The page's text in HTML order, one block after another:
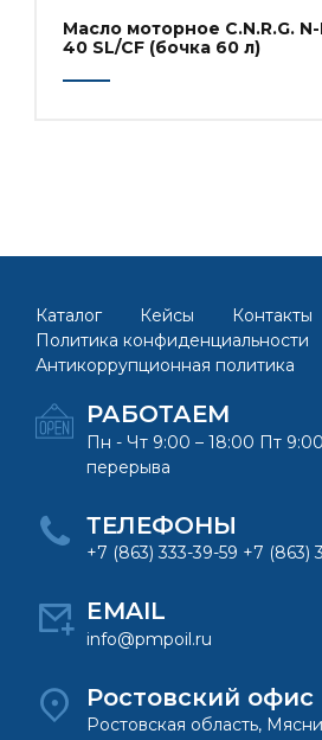
Масло моторное C.N.R.G.
40 SL/CF (бочка 60 л)
Каталог Кейсы
Контакты
Политика конфиденциальности
Антикоррупционная политика
РАБОТАЕМ
Пн - Чт 9:00 – 18:00 Пт
перерыва
ТЕЛЕФОНЫ
+7 (863) 333-39-59 +7 (863)
EMAIL
info@pmpoil.ru
Ростовский офис
Ростовская область,